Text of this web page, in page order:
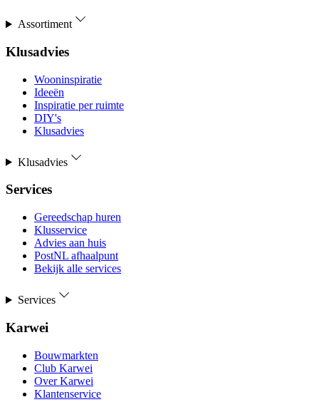
Assortiment
Klusadvies
Wooninspiratie
Ideeën
Inspiratie per ruimte
DIY's
Klusadvies
Klusadvies
Services
Gereedschap huren
Klusservice
Advies aan huis
PostNL afhaalpunt
Bekijk alle services
Services
Karwei
Bouwmarkten
Club Karwei
Over Karwei
Klantenservice